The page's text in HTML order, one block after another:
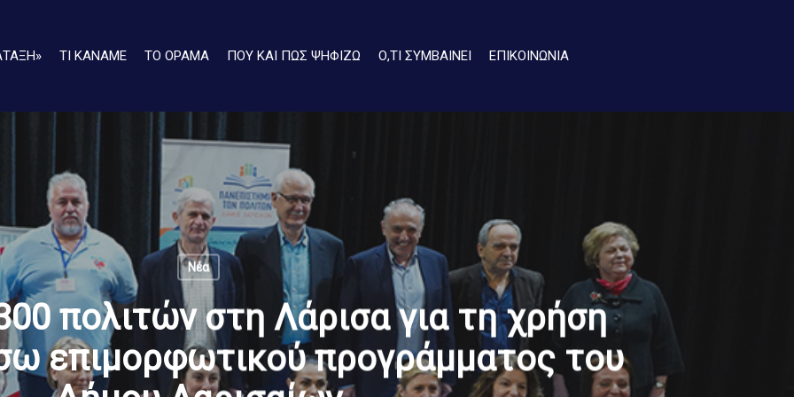
ΤΙ ΚΑΝΑΜΕ ΤΟ ΟΡΑΜΑ ΠΟΥ ΚΑΙ ΠΩΣ ΨΗΦΙΖΩ Ο,ΤΙ ΣΥΜΒΑΙΝΕΙ ΕΠΙΚΟΙΝΩΝΙΑ
Νέα
πολιτών στη Λάρισα για τη χρήση
επιμορφωτικού προγράμματος του